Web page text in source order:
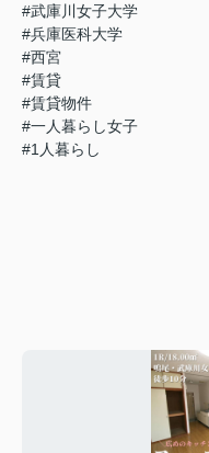
#武庫川女子大学
#兵庫医科大学
#西宮
#賃貸
#賃貸物件
#一人暮らし女子
#1人暮らし